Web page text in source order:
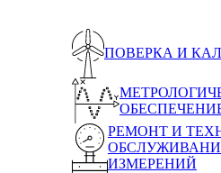
ПОВЕРКА И
РЕМОНТ И
ИЗМЕРЕНИЙ